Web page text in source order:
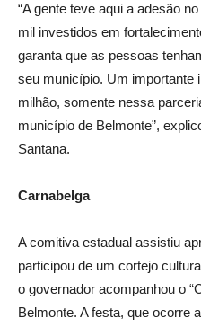
“A gente teve aqui a adesão
mil investidos em
garanta que as pessoas
seu município. Um importante
milhão, somente nessa
município de Belmonte”,
Santana.
Carnabelga
A comitiva estadual assistiu
participou de um cortejo
o governador acompanhou o
Belmonte. A festa, que ocorre